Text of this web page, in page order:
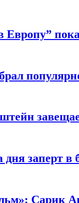
Европу”
дня заперт
Сарик